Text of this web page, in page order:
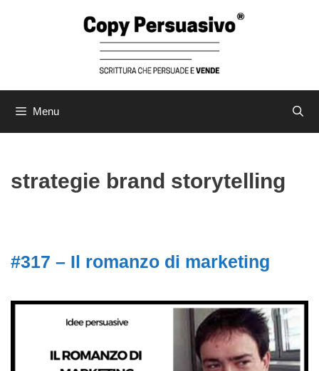
Menu
strategie brand storytelling
#317 – Il romanzo di marketing